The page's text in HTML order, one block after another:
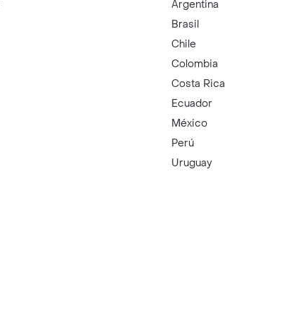
Argentina
Brasil
Chile
Colombia
Costa Rica
Ecuador
México
Perú
Uruguay